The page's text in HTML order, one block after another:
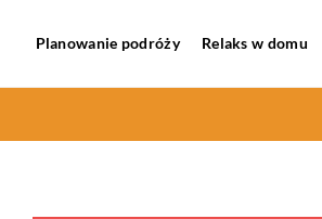
Planowanie podróży Relaks w domu